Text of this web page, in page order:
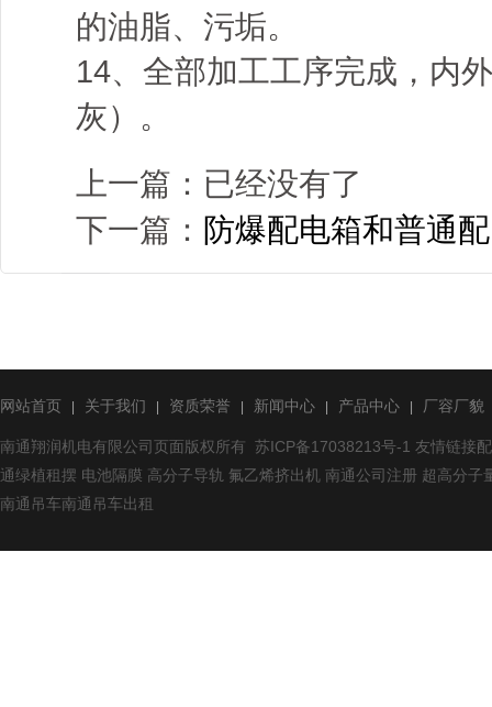
的油脂、污垢。
14、全部加工工序完成，内
灰）。
上一篇：已经没有了
下一篇： 防爆配电箱和普通
网站首页 关于我们 资质荣誉 新闻中心 产品中心 厂容厂貌
南通翔润机电有限公司页面版权所有 苏ICP备17038213号-1 友情链接
通绿植租摆 电池隔膜 高分子导轨 氟乙烯挤出机 南通公司注册 超高分子
南通吊车南通吊车出租